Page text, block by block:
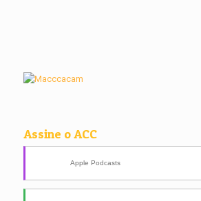
Assine o ACC
Apple Podcasts